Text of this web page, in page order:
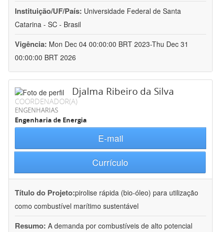
Instituição/UF/País: Universidade Federal de Santa
Catarina - SC - Brasil
Vigência: Mon Dec 04 00:00:00 BRT 2023-Thu Dec 31
00:00:00 BRT 2026
Djalma Ribeiro da Silva
COORDENADOR(A)
ENGENHARIAS
Engenharia de Energia
E-mail
Currículo
Título do Projeto:pirolise rápida (bio-óleo) para utilização
como combustível marítimo sustentável
Resumo: A demanda por combustíveis de alto potencial